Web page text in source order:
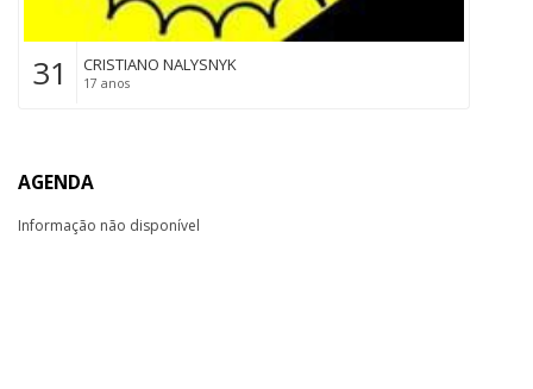
31 CRISTIANO NALYSNYK
17 anos
AGENDA
Informação não disponível